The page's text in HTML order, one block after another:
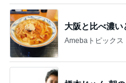
大阪と比べ濃
Amebaトピックス
橋本じゅん 朝